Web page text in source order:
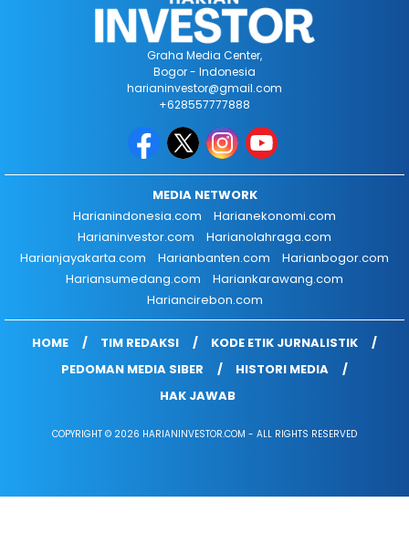
Graha Media Center,
Bogor - Indonesia
harianinvestor@gmail.com
+628557777888
MEDIA NETWORK
Harianindonesia.com
Harianekonomi.com
Harianinvestor.com
Harianolahraga.com
Harianjayakarta.com
Harianbanten.com
Harianbogor.com
Hariansumedang.com
Hariankarawang.com
Hariancirebon.com
HOME TIM REDAKSI
KODE ETIK JURNALISTIK
PEDOMAN MEDIA SIBER
HISTORI MEDIA
HAK JAWAB
COPYRIGHT © 2026 HARIANINVESTOR.COM - ALL RIGHTS RESERVED